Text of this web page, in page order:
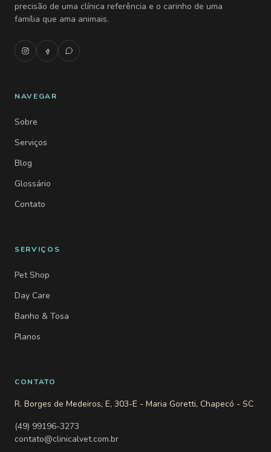
precisão de uma clínica referência e o carinho de uma
família que ama animais.
NAVEGAR
Sobre
Serviços
Blog
Glossário
Contato
SERVIÇOS
Pet Shop
Day Care
Banho & Tosa
Planos
CONTATO
R. Borges de Medeiros, E, 303-E - Maria Goretti, Chapecó - SC
(49) 99196-3273
contato@clinicalvet.com.br